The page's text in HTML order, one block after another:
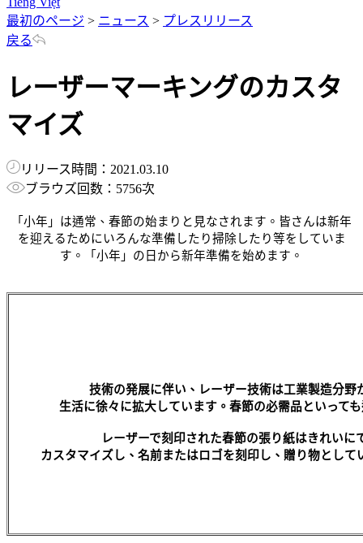
最初のページ > ニュース > プレスリリース
戻る
レーザーマーキングのカスタ
マイズ
リリース時間：2021.03.10
ブラウズ回数：5756次
「小年」は通常、春節の始まりと見なされます。皆さんは新年
を迎えるためにいろんな準備したり掃除したり等をしていま
す。「小年」の日から新年準備を始めます。
技術の発展に伴い、レーザー技術は工業製造分野
生活に徐々に拡大しています。春節の必需品といって
レーザーで刻印された春節の張り紙はきれいに
カスタマイズし、名前またはロゴを刻印し、贈り物として